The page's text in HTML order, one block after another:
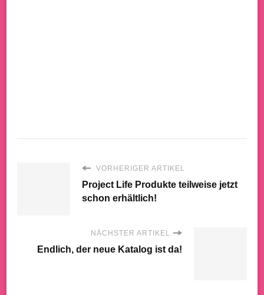
VORHERIGER ARTIKEL
Project Life Produkte teilweise jetzt
schon erhältlich!
NÄCHSTER ARTIKEL
Endlich, der neue Katalog ist da!